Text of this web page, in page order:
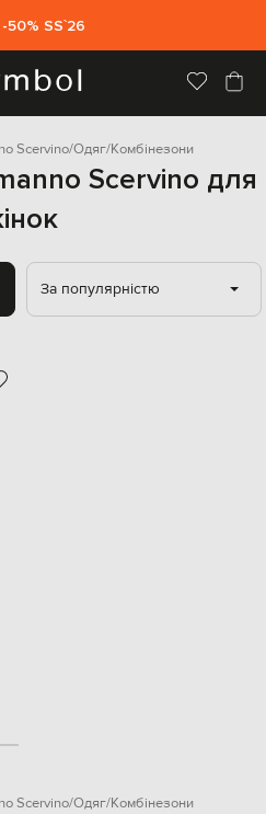
50% SS`26
Scervino Одяг Комбінезони
Scervino для
За популярністю
Scervino Одяг Комбінезони